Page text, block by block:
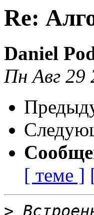
Re:
Daniel
Пн Авг 29
[ теме ]
>